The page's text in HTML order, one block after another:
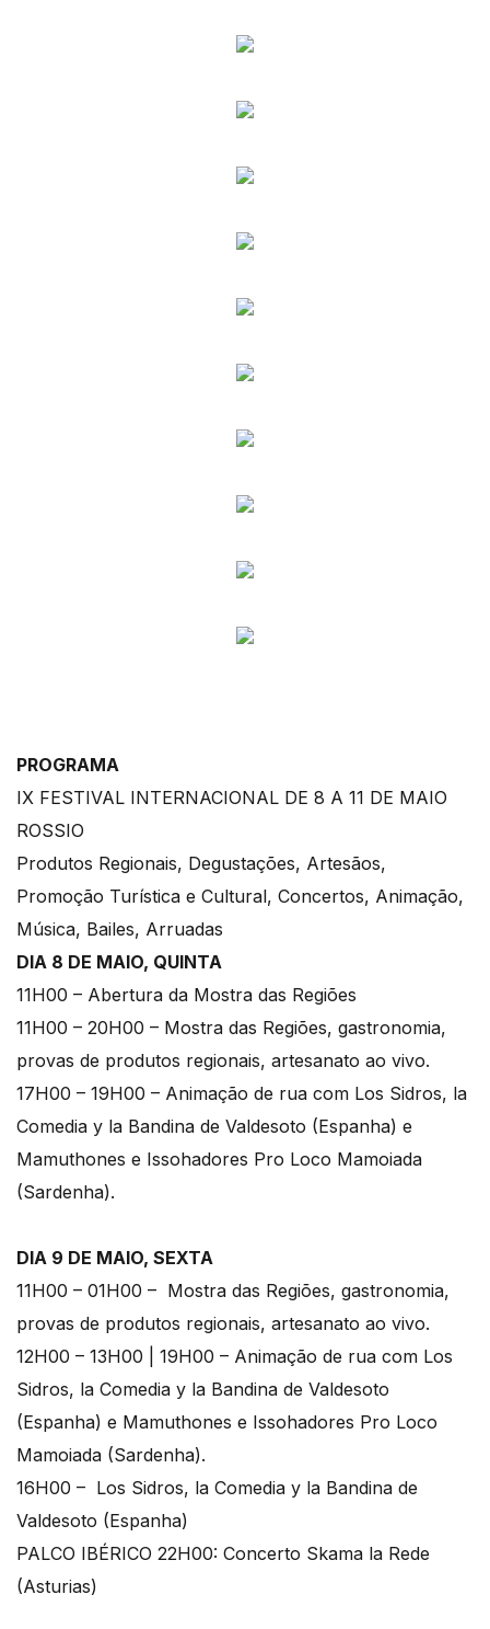
PROGRAMA
IX FESTIVAL INTERNACIONAL DE 8 A 11 DE MAIO
ROSSIO
Produtos Regionais, Degustações, Artesãos,
Promoção Turística e Cultural, Concertos, Animação,
Música, Bailes, Arruadas
DIA 8 DE MAIO, QUINTA
11H00 – Abertura da Mostra das Regiões
11H00 – 20H00 – Mostra das Regiões, gastronomia,
provas de produtos regionais, artesanato ao vivo.
17H00 – 19H00 – Animação de rua com Los Sidros, la
Comedia y la Bandina de Valdesoto (Espanha) e
Mamuthones e Issohadores Pro Loco Mamoiada
(Sardenha).
DIA 9 DE MAIO, SEXTA
11H00 – 01H00 – Mostra das Regiões, gastronomia,
provas de produtos regionais, artesanato ao vivo.
12H00 – 13H00 | 19H00 – Animação de rua com Los
Sidros, la Comedia y la Bandina de Valdesoto
(Espanha) e Mamuthones e Issohadores Pro Loco
Mamoiada (Sardenha).
16H00 – Los Sidros, la Comedia y la Bandina de
Valdesoto (Espanha)
PALCO IBÉRICO 22H00: Concerto Skama la Rede
(Asturias)